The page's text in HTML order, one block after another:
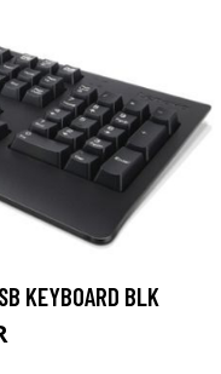
KEYBOARD BLK